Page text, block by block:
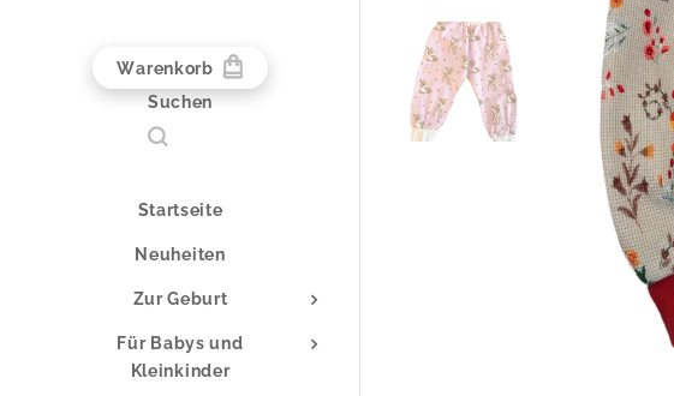
Warenkorb
Suchen
Startseite
Neuheiten
Zur Geburt
Für Babys und
Kleinkinder